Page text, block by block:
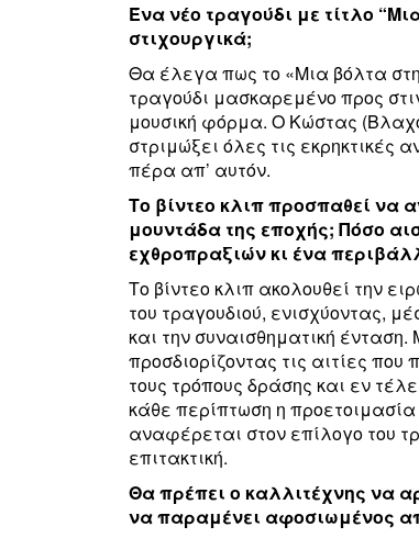
Ένα νέο τραγούδι με τίτλο
στιχουργικά;
Θα έλεγα πως το «Μια βόλτα
τραγούδι μασκαρεμένο προς
μουσική φόρμα. Ο Κώστας
στριμώξει όλες τις εκρηκτικές
πέρα απ’ αυτόν.
Το βίντεο κλιπ προσπαθεί να
μουντάδα της εποχής; Πόσο
εχθροπραξιών κι ένα
Το βίντεο κλιπ ακολουθεί την
του τραγουδιού, ενισχύοντας,
και την συναισθηματική
προσδιορίζοντας τις αιτίες
τους τρόπους δράσης και εν
κάθε περίπτωση η
αναφέρεται στον επίλογο του
επιτακτική.
Θα πρέπει ο καλλιτέχνης να
να παραμένει αφοσιωμένος